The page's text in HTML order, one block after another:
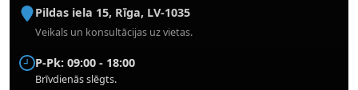
Pildas iela 15, Rīga, LV-1035
Veikals un konsultācijas uz vietas.
P-Pk: 09:00 - 18:00
Brīvdienās slēgts.